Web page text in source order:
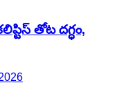
తోట దగ్ధం,